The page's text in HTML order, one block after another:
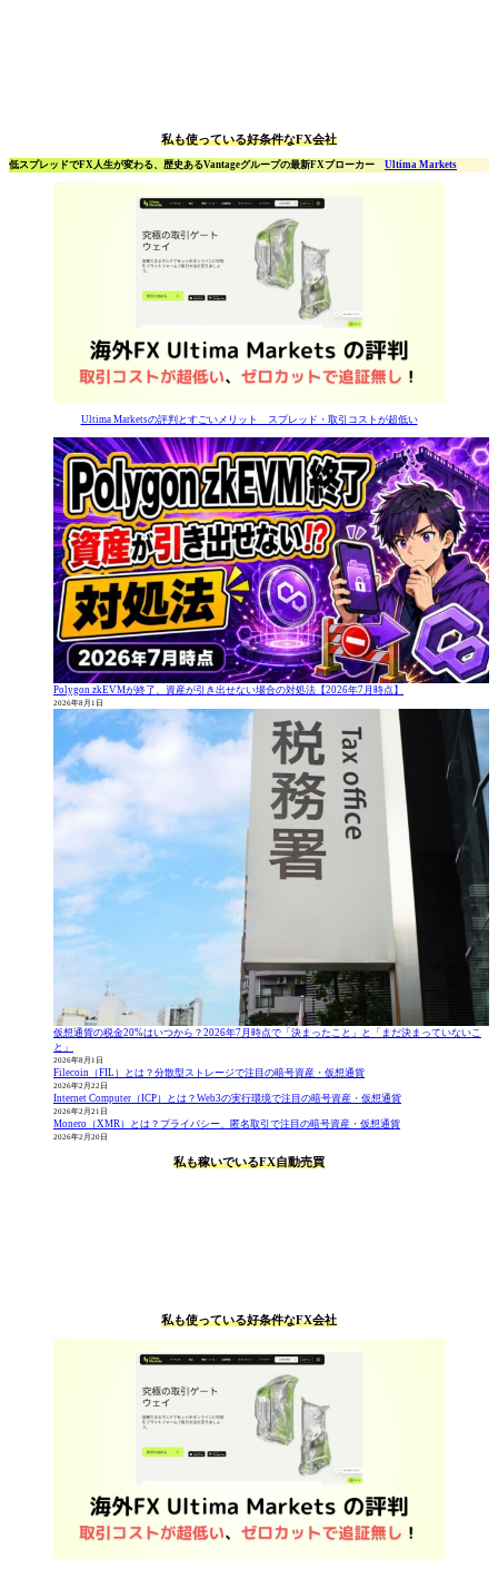
私も使っている好条件なFX会社
低スプレッドでFX人生が変わる、歴史あるVantageグループの最新FXブローカー Ultima Markets
Ultima Marketsの評判とすごいメリット スプレッド・取引コストが超低い
Polygon zkEVMが終了、資産が引き出せない場合の対処法【2026年7月時点】
2026年8月1日
仮想通貨の税金20%はいつから？2026年7月時点で「決まったこと」と「まだ決まっていないこ
と」
2026年8月1日
Filecoin（FIL）とは？分散型ストレージで注目の暗号資産・仮想通貨
2026年2月22日
Internet Computer（ICP）とは？Web3の実行環境で注目の暗号資産・仮想通貨
2026年2月21日
Monero（XMR）とは？プライバシー、匿名取引で注目の暗号資産・仮想通貨
2026年2月20日
私も稼いでいるFX自動売買
私も使っている好条件なFX会社